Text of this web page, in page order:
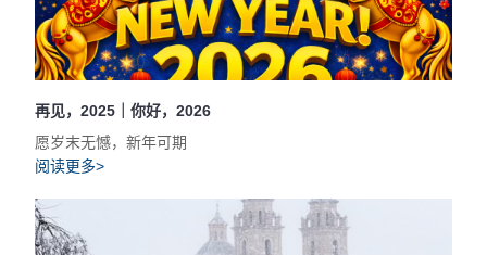
再见，2025｜你好，2026
愿岁末无憾，新年可期
阅读更多>